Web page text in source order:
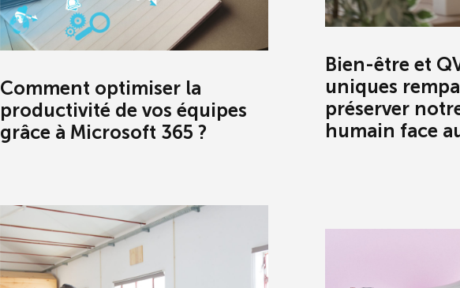
Comment optimiser la
productivité de vos équipes
grâce à Microsoft 365 ?
Bien-être et
uniques
préserver
humain face